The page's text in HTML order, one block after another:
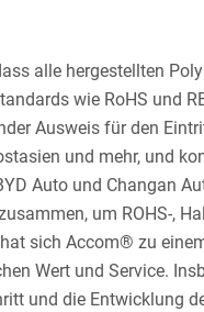
alle hergestellten
wie RoHS und
Ausweis für den
und mehr, und
Auto und Changan
um ROHS-,
sich Accom® zu
Wert und Service.
und die Entwicklung